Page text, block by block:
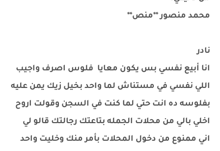
محمد منصور **منص**
نادر
انا أبيع نفسي بس يكون معايا فلوس اصرف واجيب
اللي نفسي في مستناش لما واحد بخيل زيك يمن عليه
بفلوسه ده انت حتي لما كنت في السجن وقولت اروح
اخلي بالي من محلات الجمله بتاعتك رجالتك قالو لي
اني ممنوع من دخول المحلات بأمر منك وخليت واحد